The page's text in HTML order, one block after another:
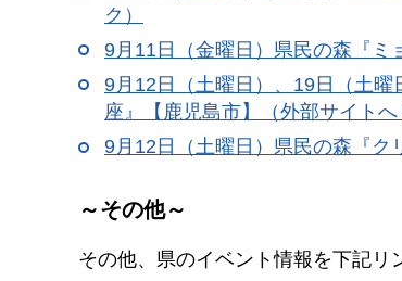
ク）
9月11日（金曜日）県民の森『ミ
9月12日（土曜日）、19日（土
座』【鹿児島市】（外部サイトへ
9月12日（土曜日）県民の森『ク
～その他～
その他、県のイベント情報を下記リ